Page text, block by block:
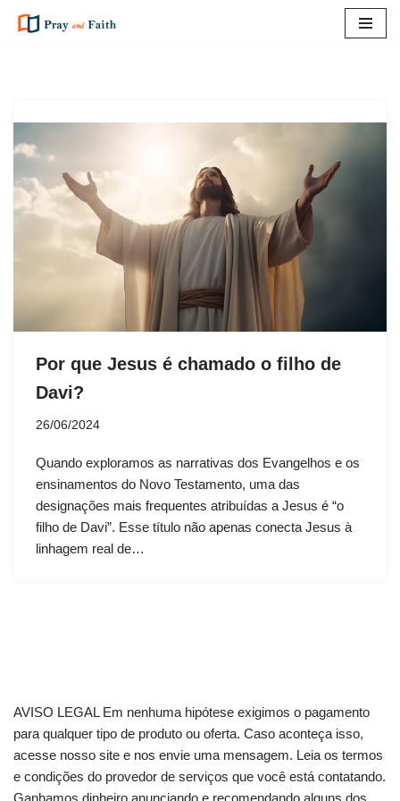
Por que Jesus é chamado o filho de
Davi?
26/06/2024
Quando exploramos as narrativas dos Evangelhos e os
ensinamentos do Novo Testamento, uma das
designações mais frequentes atribuídas a Jesus é “o
filho de Davi”. Esse título não apenas conecta Jesus à
linhagem real de…
AVISO LEGAL Em nenhuma hipótese exigimos o pagamento
para qualquer tipo de produto ou oferta. Caso aconteça isso,
acesse nosso site e nos envie uma mensagem. Leia os termos
e condições do provedor de serviços que você está contatando.